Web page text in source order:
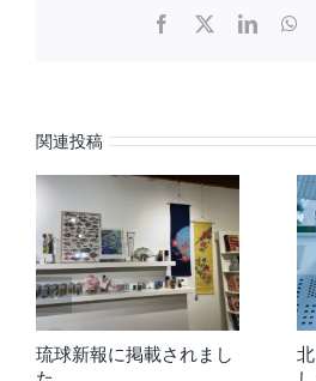
Facebook
関連投稿
琉球新報に掲載されまし